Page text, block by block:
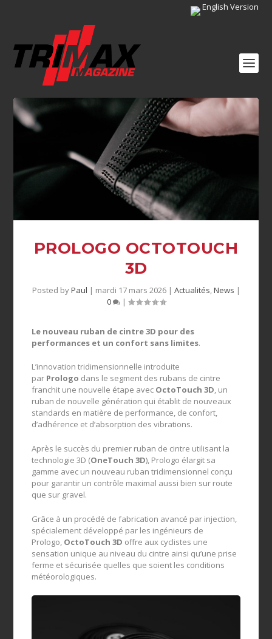
English Version
PROLOGO OCTOTOUCH
3D
Posted byPaul | mardi 17 mars 2026| Actualités News |
0
|
Le nouveau ruban de cintre 3D pour des
performances et un confort sans limites.
L’innovation tridimensionnelle introduite
par Prologo dans le segment des rubans de cintre
franchit une nouvelle étape avec OctoTouch 3D, un
ruban de nouvelle génération qui établit de nouveaux
standards en matière de performance, de confort,
d’adhérence et d’absorption des vibrations.
Après le succès du premier ruban de cintre utilisant la
technologie 3D (OneTouch 3D), Prologo élargit sa
gamme avec un nouveau ruban tridimensionnel conçu
pour garantir un contrôle maximal aussi bien sur route
que sur gravel.
Grâce à un procédé de fabrication avancé par injection,
spécialement développé par les ingénieurs de
Prologo, OctoTouch 3D offre aux cyclistes une
sensation unique au niveau du cintre ainsi qu’une prise
ferme et sécurisée quelles que soient les conditions
météorologiques.